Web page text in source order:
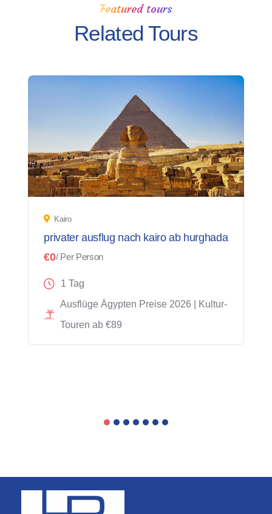
Featured tours
Related Tours
Kairo
privater ausflug nach kairo ab hurghada
€0/ Per Person
1 Tag
Ausflüge Ägypten Preise 2026 | Kultur-
Touren ab €89